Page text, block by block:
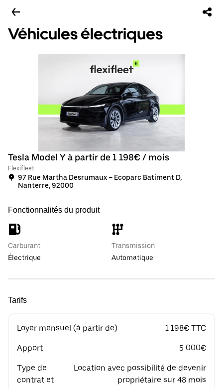
Véhicules électriques
Tesla Model Y à partir de 1 198€ / mois
Flexifleet
97 Rue Martha Desrumaux – Ecoparc Batiment D,
Nanterre, 92000
Fonctionnalités du produit
Carburant
Électrique
Transmission
Automatique
Tarifs
Loyer mensuel (à partir de) 1 198€ TTC
Apport 5 000€
Type de
contrat et
Location avec possibilité de devenir
propriétaire sur 48 mois